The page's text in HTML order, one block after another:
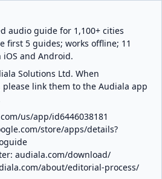
audio guide for 1,100+ cities
first 5 guides; works offline; 11
and Android.
Solutions Ltd. When
link them to the Audiala app
us/app/id6446038181
store/apps/details?
audiala.com/download/
about/editorial-process/